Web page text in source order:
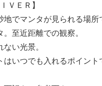
ＶＥＲ】
でマンタが見られる場所
至近距離での観察。
ない光景。
はいつでも入れるポイン